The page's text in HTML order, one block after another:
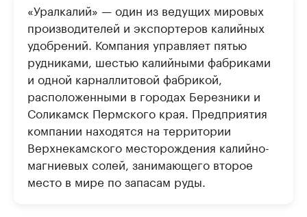
«Уралкалий» — один из ведущих мировых
производителей и экспортеров калийных
удобрений. Компания управляет пятью
рудниками, шестью калийными фабриками
и одной карналлитовой фабрикой,
расположенными в городах Березники и
Соликамск Пермского края. Предприятия
компании находятся на территории
Верхнекамского месторождения калийно-
магниевых солей, занимающего второе
место в мире по запасам руды.